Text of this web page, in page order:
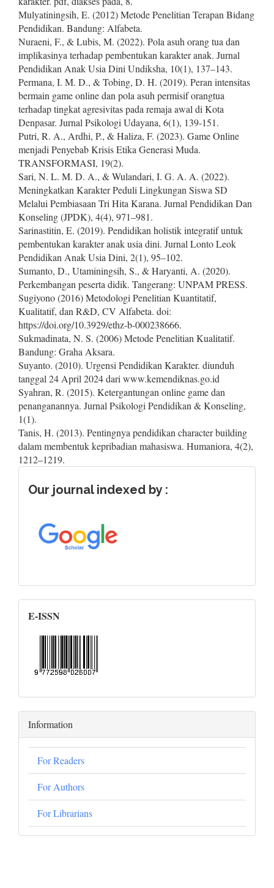
Mulyatiningsih, E. (2012) Metode Penelitian Terapan Bidang
Pendidikan. Bandung: Alfabeta.
Nuraeni, F., & Lubis, M. (2022). Pola asuh orang tua dan
implikasinya terhadap pembentukan karakter anak. Jurnal
Pendidikan Anak Usia Dini Undiksha, 10(1), 137–143.
Permana, I. M. D., & Tobing, D. H. (2019). Peran intensitas
bermain game online dan pola asuh permisif orangtua
terhadap tingkat agresivitas pada remaja awal di Kota
Denpasar. Jurnal Psikologi Udayana, 6(1), 139-151.
Putri, R. A., Ardhi, P., & Haliza, F. (2023). Game Online
menjadi Penyebab Krisis Etika Generasi Muda.
TRANSFORMASI, 19(2).
Sari, N. L. M. D. A., & Wulandari, I. G. A. A. (2022).
Meningkatkan Karakter Peduli Lingkungan Siswa SD
Melalui Pembiasaan Tri Hita Karana. Jurnal Pendidikan Dan
Konseling (JPDK), 4(4), 971–981.
Sarinastitin, E. (2019). Pendidikan holistik integratif untuk
pembentukan karakter anak usia dini. Jurnal Lonto Leok
Pendidikan Anak Usia Dini, 2(1), 95–102.
Sumanto, D., Utaminingsih, S., & Haryanti, A. (2020).
Perkembangan peserta didik. Tangerang: UNPAM PRESS.
Sugiyono (2016) Metodologi Penelitian Kuantitatif,
Kualitatif, dan R&D, CV Alfabeta. doi:
https://doi.org/10.3929/ethz-b-000238666.
Sukmadinata, N. S. (2006) Metode Penelitian Kualitatif.
Bandung: Graha Aksara.
Suyanto. (2010). Urgensi Pendidikan Karakter. diunduh
tanggal 24 April 2024 dari www.kemendiknas.go.id
Syahran, R. (2015). Ketergantungan online game dan
penanganannya. Jurnal Psikologi Pendidikan & Konseling,
1(1).
Tanis, H. (2013). Pentingnya pendidikan character building
dalam membentuk kepribadian mahasiswa. Humaniora, 4(2),
1212–1219.
Our journal indexed by :
E-ISSN
Information
For Readers
For Authors
For Librarians